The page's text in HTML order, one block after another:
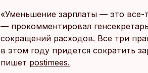
«Уменьшение зарплаты — это все-
— прокомментировал
сокращений расходов. Все три
в этом году придется сократить
пишет postimees.